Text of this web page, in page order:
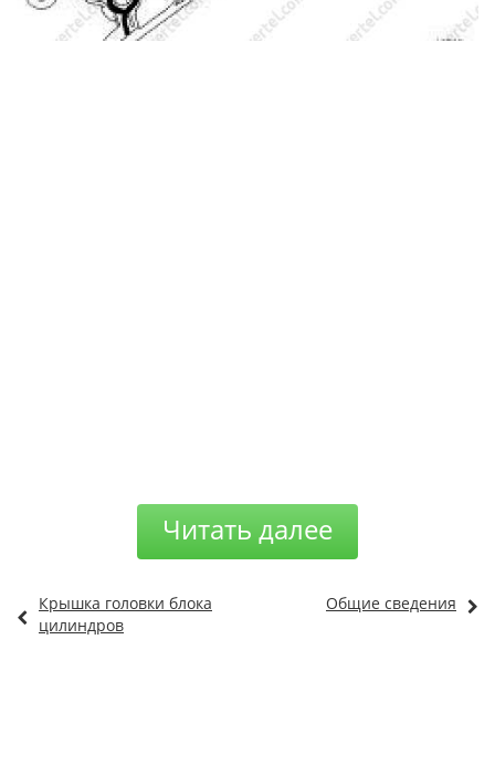
Читать далее
Крышка головки блока
цилиндров
Общие сведения